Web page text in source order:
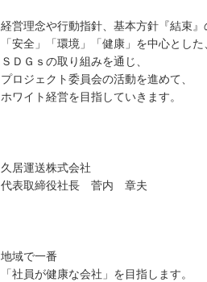
経営理念や行動指針、基本方針『結束』
「安全」「環境」「健康」を中心とした
ＳＤＧｓの取り組みを通じ、
プロジェクト委員会の活動を進めて、
ホワイト経営を目指していきます。
久居運送株式会社
代表取締役社長 菅内 章夫
地域で一番
「社員が健康な会社」を目指します。